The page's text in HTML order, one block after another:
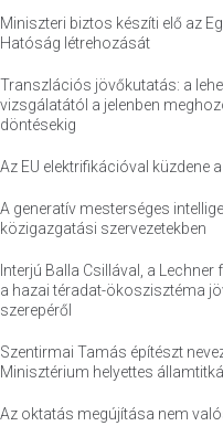
Miniszteri biztos készíti elő az
Hatóság létrehozását
Transzlációs jövőkutatás: a
vizsgálatától a jelenben
döntésekig
Az EU elektrifikációval küzdene
A generatív mesterséges
közigazgatási szervezetekben
Interjú Balla Csillával, a
a hazai téradat-ökoszisztéma
szerepéről
Szentirmai Tamás építészt
Minisztérium helyettes
Az oktatás megújítása nem